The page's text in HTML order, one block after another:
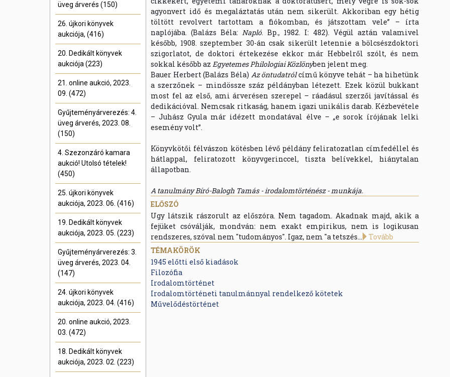
üveg árverés (150)
26. újkori könyvek
aukciója, (416)
20. Dedikált könyvek
aukciója (223)
21. online aukció, 2023.
09. (472)
Gyűjteményárverezés: 4.
üveg árverés, 2023. 08.
(150)
4. Szezonzáró kamara
aukció! Utolsó tételek!
(450)
25. újkori könyvek
aukciója, 2023. 06. (416)
19. Dedikált könyvek
aukciója, 2023. 05. (223)
Gyűjteményárverezés: 3.
üveg árverés, 2023. 04.
(147)
24. újkori könyvek
aukciója, 2023. 04. (416)
20. online aukció, 2023.
03. (472)
18. Dedikált könyvek
aukciója, 2023. 02. (223)
agyonvert idő és megaláztatás után nem sikerült. Akkoriban egy hétig
töltött revolvert tartottam a fiókomban, és játszottam vele” – írta
naplójába. (Balázs Béla: Napló. Bp., 1982. I: 482). Végül aztán valamivel
később, 1908. szeptember 30-án csak sikerült letennie a bölcsészdoktori
szigorlatot, de doktori értekezése ekkor már Hebbelről szólt, és nem
sokkal később az Egyetemes Philologiai Közlönyben jelent meg.
Bauer Herbert (Balázs Béla) Az öntudatrólcímű könyve tehát – ha hihetünk
a szerzőnek – mindössze száz példányban létezett. Ezek közül bukkant
most fel az első, ami árverésen szerepel – ráadásul szerzői javítással és
dedikációval. Nemcsak ritkaság, hanem igazi unikális darab. Kézbevétele
– Juhász Gyula már idézett mondatával élve – „e sorok írójának lelki
esemény volt”.
Könyvkötői félvászon kötésben lévő példány feliratozatlan címfedéllel és
hátlappal, feliratozott könyvgerinccel, tiszta belívekkel, hiánytalan
állapotban.
A tanulmány Bíró-Balogh Tamás - irodalomtörténész - munkája.
ELŐSZÓ
Ugy látszik rászorult az előszóra. Nem tagadom. Akadnak majd, akik a
fejüket csóválják, mondván: nem exakt empirikus, nem is logikusan
rendszeres, szóval nem "tudományos". Igaz, nem "a tetszés... Tovább
TÉMAKÖRÖK
1945 előtti első kiadások
Filozófia
Irodalomtörténet
Irodalomtörténeti tanulmánnyal rendelkező kötetek
Művelődéstörténet